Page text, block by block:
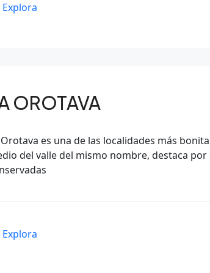
Explora
OROTAVA
Orotava es una de las localidades más
del valle del mismo nombre, destaca
Explora